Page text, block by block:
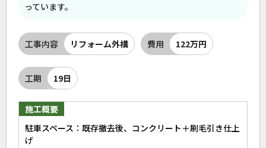
っています。
工事内容 リフォーム外構 費用 122万円
工期 19日
施工概要
駐車スペース：既存撤去後、コンクリート＋刷毛引き仕上
げ